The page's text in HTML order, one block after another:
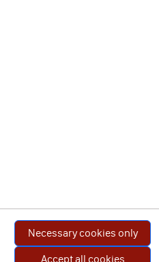
Necessary cookies only
Accept all cookies